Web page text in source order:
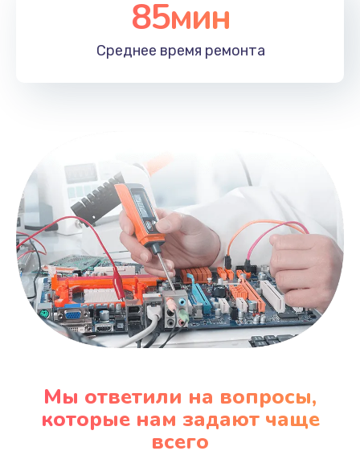
85мин
Среднее время ремонта
Мы ответили на вопросы,
которые нам задают чаще
всего